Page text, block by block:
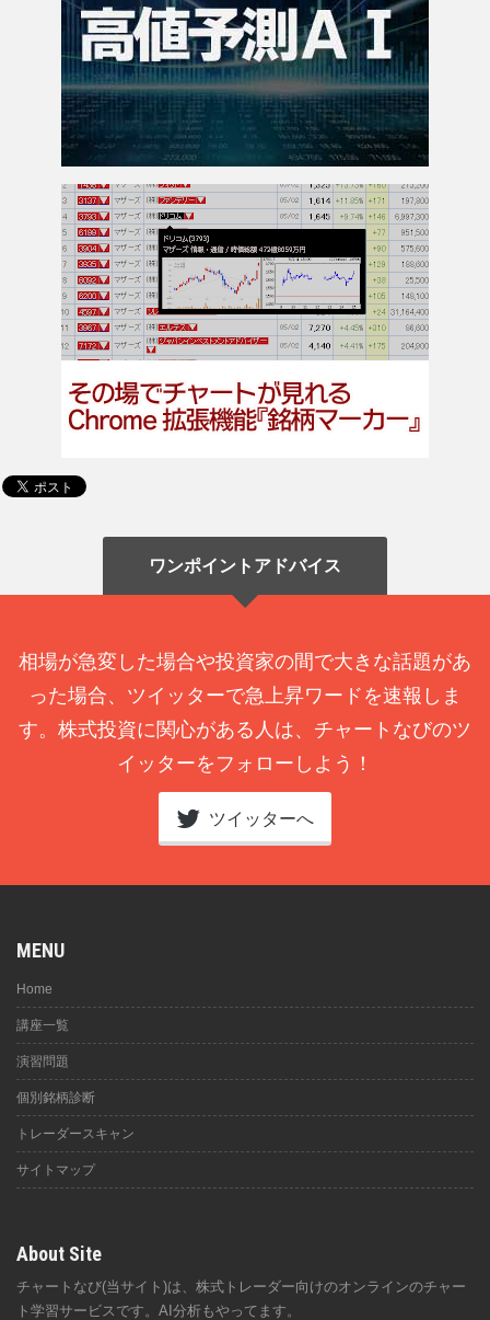
ワンポイントアドバイス
相場が急変した場合や投資家の間で大きな話題があ
った場合、ツイッターで急上昇ワードを速報しま
す。株式投資に関心がある人は、チャートなびのツ
イッターをフォローしよう！
ツイッターへ
MENU
Home
講座一覧
演習問題
個別銘柄診断
トレーダースキャン
サイトマップ
About Site
チャートなび(当サイト)は、株式トレーダー向けのオンラインのチャー
ト学習サービスです。AI分析もやってます。